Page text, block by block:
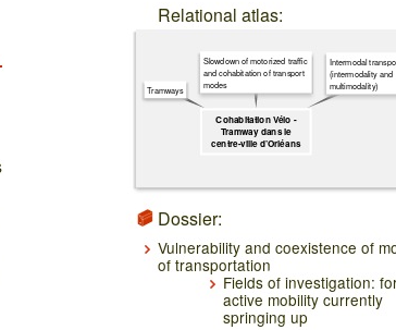
Relational atlas:
Cohabitation Vélo -
Tramway dans le
centre-ville d’Orléans
Intermodal
(intermodality and
multimodality)
Slowdown of motorized traffic
and cohabitation of transport
modes
Tramways
Dossier:
Vulnerability and coexistence of
of transportation
Fields of investigation:
active mobility currently
springing up